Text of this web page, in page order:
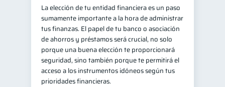
La elección de tu entidad financiera es un paso
sumamente importante a la hora de administrar
tus finanzas. El papel de tu banco o asociación
de ahorros y préstamos será crucial, no solo
porque una buena elección te proporcionará
seguridad, sino también porque te permitirá el
acceso a los instrumentos idóneos según tus
prioridades financieras.